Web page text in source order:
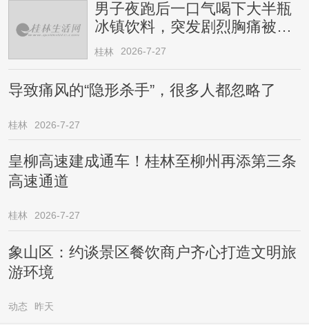
男子夜跑后一口气喝下大半瓶
冰镇饮料，突发剧烈胸痛被送
医！医生提醒→
桂林 2026-7-27
导致痛风的“隐形杀手”，很多人都忽略了
桂林 2026-7-27
皇柳高速建成通车！桂林至柳州再添第三条
高速通道
桂林 2026-7-27
象山区：约谈景区餐饮商户齐心打造文明旅
游环境
动态 昨天